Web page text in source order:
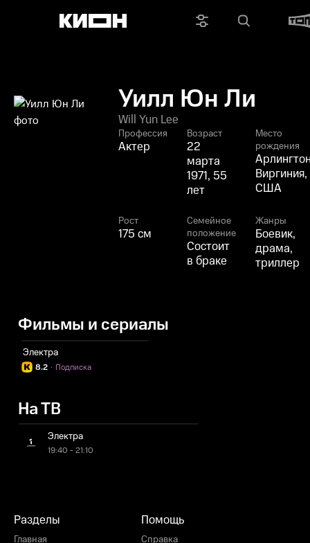
Уилл Юн Ли
Will Yun Lee
Профессия
Актер
Возраст
22
марта
1971, 55
лет
Место
рождения
Виргиния,
США
Рост
175 см
Семейное
положение
Состоит
в браке
Жанры
Боевик,
драма,
триллер
Фильмы и сериалы
Электра
8.2 Подписка
·
На ТВ
Электра
19:40 - 21:10
Разделы
Главная
Помощь
Справка